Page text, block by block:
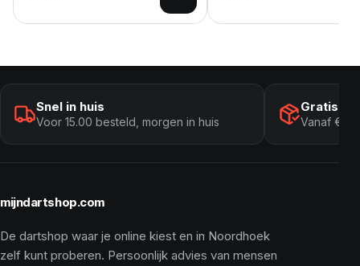
Snel in huis
Voor 15.00 besteld, morgen in huis
Gratis
Vanaf €
mijndartshop.com
De dartshop waar je online kiest en in Noordhoek
zelf kunt proberen. Persoonlijk advies van mensen